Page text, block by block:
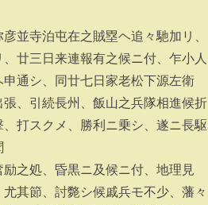
並寺泊屯在之賊塁ヘ追々馳加リ、
廿三日来連報有之候ニ付、乍小人
通シ、同廿七日家老松下源左衛
、引続長州、飯山之兵隊相進候折
打スクメ、勝利ニ乗シ、遂ニ長駆
之処、昏黒ニ及候ニ付、地理見
其節、討斃シ候戚兵モ不少、藩々